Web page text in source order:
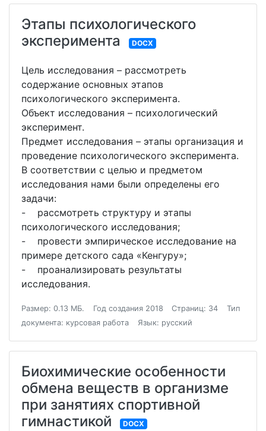
Этапы психологического
эксперимента
DOCX
Цель исследования – рассмотреть
содержание основных этапов
психологического эксперимента.
Объект исследования – психологический
эксперимент.
Предмет исследования – этапы организация и
проведение психологического эксперимента.
В соответствии с целью и предметом
исследования нами были определены его
задачи:
- рассмотреть структуру и этапы
психологического исследования;
- провести эмпирическое исследование на
примере детского сада «Кенгуру»;
- проанализировать результаты
исследования.
Размер: 0.13 МБ. Год создания 2018 Страниц: 34
Тип
документа: курсовая работа
Язык: русский
Биохимические особенности
обмена веществ в организме
при занятиях спортивной
гимнастикой
DOCX